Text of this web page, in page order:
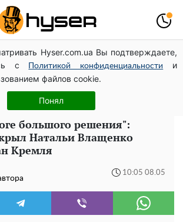
Hyser.com.ua Вы подтверждаете,
с
Политикой конфиденциальности
и
файлов cookie.
Понял
видео – это далеко не все:
Тарас Тополя стал следующим
Анна Тринчер блеснула
размеров вы еще не видели
большого решения":
Натальи Влащенко
Кремля
10:05 08.05